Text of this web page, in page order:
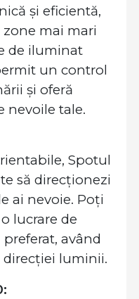
și eficientă,
mai mari
de iluminat
un control
și oferă
nevoile tale.
Spotul
să direcționezi
ai nevoie. Poți
lucrare de
având
luminii.